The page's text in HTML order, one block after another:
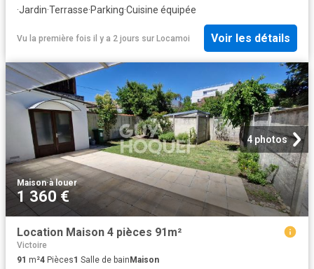
·Jardin·Terrasse·Parking·Cuisine équipée
Vu la première fois il y a 2 jours sur Locamoi Voir les détails
4 photos
Maison·à louer
1 360 €
Location Maison 4 pièces 91m²
Victoire
91 m²4 Pièces1 Salle de bain Maison